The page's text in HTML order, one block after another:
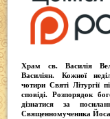
Храм св. Василія
Василіян. Кожної
чотириСвяті Літургії
сповіді.Розпорядок
дізнатися за
Священномученика